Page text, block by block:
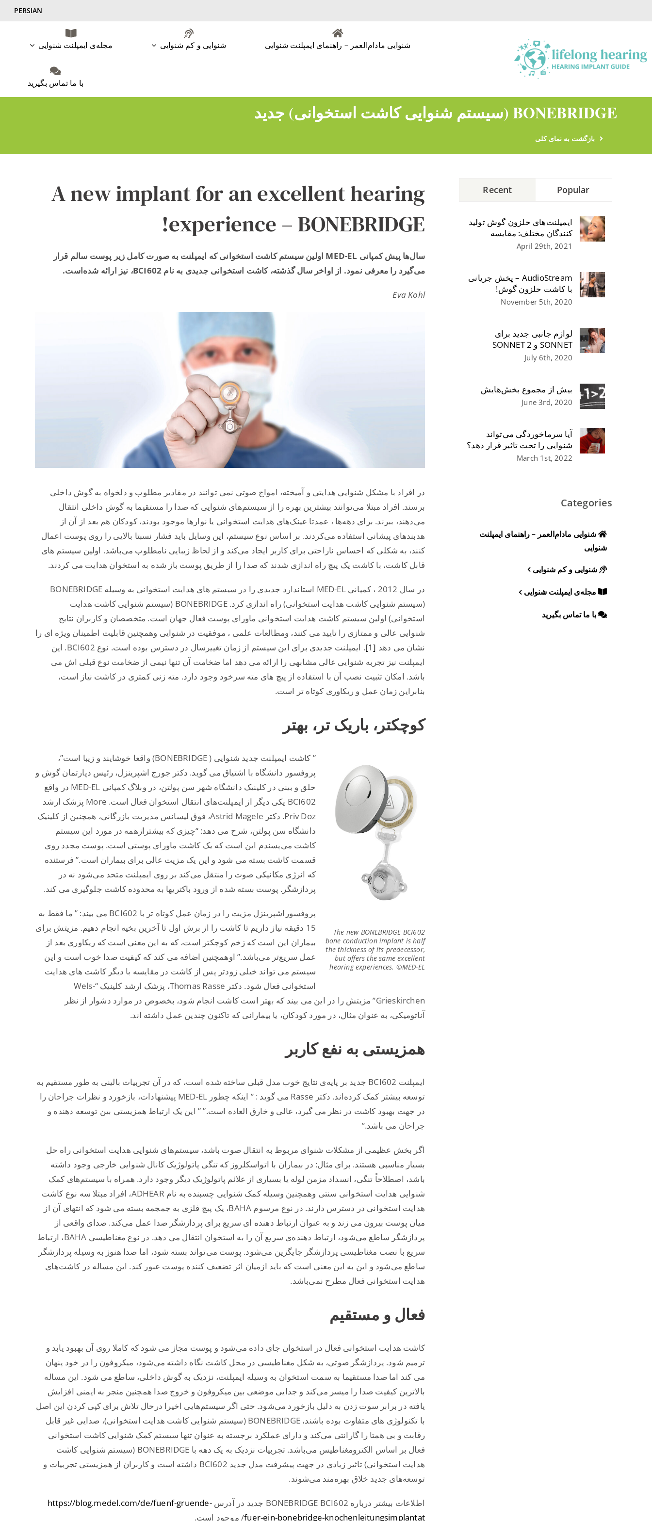
PERSIAN
شنوایی مادام‌العمر – راهنمای ایمپلنت شنوایی شنوایی و کم شنوایی مجله‌ی ایمپلنت شنوایی
با ما تماس بگیرید
BONEBRIDGE (سیستم شنوایی کاشت استخوانی) جدید
بازگشت به نمای کلی
A new implant for an excellent hearing
experience – BONEBRIDGE!
سال‌ها پیش کمپانی MED-EL اولین سیستم کاشت استخوانی که ایمپلنت به صورت کامل زیر پوست سالم قرار
می‌گیرد را معرفی نمود. از اواخر سال گذشته، کاشت استخوانی جدیدی به نام BCI602، نیز ارائه شده‌است.
Eva Kohl
در افراد با مشکل شنوایی هدایتی و آمیخته، امواج صوتی نمی توانند در مقادیر مطلوب و دلخواه به گوش داخلی
برسند. افراد مبتلا می‌توانند بیشترین بهره را از سیستم‌های شنوایی که صدا را مستقیما به گوش داخلی انتقال
می‌دهند، ببرند. برای دهه‌ها ، عمدتا عینک‌های هدایت استخوانی یا نوارها موجود بودند، کودکان هم بعد از آن از
هدبندهای پیشانی استفاده می‌کردند. بر اساس نوع سیستم، این وسایل باید فشار نسبتا بالایی را روی پوست اعمال
کنند، به شکلی که احساس ناراحتی برای کاربر ایجاد می‌کند و از لحاظ زیبایی نامطلوب می‌باشد. اولین سیستم های
قابل کاشت، با کاشت یک پیچ راه اندازی شدند که صدا را از طریق پوست باز شده به استخوان هدایت می کردند.
در سال 2012 ، کمپانی MED-EL استاندارد جدیدی را در سیستم های هدایت استخوانی به وسیله BONEBRIDGE
(سیستم شنوایی کاشت هدایت استخوانی) راه اندازی کرد. BONEBRIDGE (سیستم شنوایی کاشت هدایت
استخوانی) اولین سیستم کاشت هدایت استخوانی ماورای پوست فعال جهان است. متخصصان و کاربران نتایج
شنوایی عالی و ممتازی را تایید می کنند، ومطالعات علمی ، موفقیت در شنوایی وهمچنین قابلیت اطمینان ویژه ای را
نشان می دهد [1]
. ایمپلنت جدیدی برای این سیستم از زمان تغییرسال در دسترس بوده است. نوع BCI602. این
ایمپلنت نیز تجربه شنوایی عالی مشابهی را ارائه می دهد اما ضخامت آن تنها نیمی از ضخامت نوع قبلی اش می
باشد. امکان تثبیت نصب آن با استفاده از پیچ های مته سرخود وجود دارد. مته زنی کمتری در کاشت نیاز است،
بنابراین زمان عمل و ریکاوری کوتاه تر است.
کوچکتر، باریک تر، بهتر
The new BONEBRIDGE BCI602
bone conduction implant is half
the thickness of its predecessor,
but offers the same excellent
hearing experiences. ©MED-EL
” کاشت ایمپلنت جدید شنوایی ( BONEBRIDGE) واقعا خوشایند و زیبا است”،
پروفسور دانشگاه با اشتیاق می گوید. دکتر جورج اشپرینزل، رئیس دپارتمان گوش و
حلق و بینی در کلینیک دانشگاه شهر سن پولتن، در وبلاگ کمپانی MED-EL در واقع
BCI602 یکی دیگر از ایمپلنت‌های انتقال استخوان فعال است. More پزشک ارشد
Priv Doz. دکتر Astrid Magele، فوق لیسانس مدیریت بازرگانی، همچنین از کلینیک
دانشگاه سن پولتن، شرح می دهد: “چیزی که بیشترازهمه در مورد این سیستم
کاشت می‌پسندم این است که یک کاشت ماورای پوستی است. پوست مجدد روی
قسمت کاشت بسته می شود و این یک مزیت عالی برای بیماران است.” فرستنده
که انرژی مکانیکی صوت را منتقل می‌کند بر روی ایمپلنت متحد می‌شود نه در
پردازشگر. پوست بسته شده از ورود باکتریها به محدوده کاشت جلوگیری می کند.
پروفسوراشپرینزل مزیت را در زمان عمل کوتاه تر با BCI602 می بیند: ” ما فقط به
15 دقیقه نیاز داریم تا کاشت را از برش اول تا آخرین بخیه انجام دهیم. مزیتش برای
بیماران این است که زخم کوچکتر است، که به این معنی است که ریکاوری بعد از
عمل سریع‌تر می‌باشد.” اوهمچنین اضافه می کند که کیفیت صدا خوب است و این
سیستم می تواند خیلی زودتر پس از کاشت در مقایسه با دیگر کاشت های هدایت
استخوانی فعال شود. دکتر Thomas Rasse، پزشک ارشد کلینیک “Wels-
Grieskirchen” مزیتش را در این می بیند که بهتر است کاشت انجام شود، بخصوص در موارد دشوار از نظر
آناتومیکی، به عنوان مثال، در مورد کودکان، یا بیمارانی که تاکنون چندین عمل داشته اند.
همزیستی به نفع کاربر
ایمپلنت BCI602 جدید بر پایه‌ی نتایج خوب مدل قبلی ساخته شده است، که در آن تجربیات بالینی به طور مستقیم به
توسعه بیشتر کمک کرده‌اند. دکتر Rasse می گوید : ” اینکه چطور MED-EL پیشنهادات، بازخورد و نظرات جراحان را
در جهت بهبود کاشت در نظر می گیرد، عالی و خارق العاده است.” ” این یک ارتباط همزیستی بین توسعه دهنده و
جراحان می باشد.”
اگر بخش عظیمی از مشکلات شنوای مربوط به انتقال صوت باشد، سیستم‌های شنوایی هدایت استخوانی راه حل
بسیار مناسبی هستند. برای مثال: در بیماران با اتواسکلروز که تنگی پاتولوژیک کانال شنوایی خارجی وجود داشته
باشد، اصطلاحاً تنگی، انسداد مزمن لوله یا بسیاری از علائم پاتولوژیک دیگر وجود دارد. همراه با سیستم‌های کمک
شنوایی هدایت استخوانی سنتی وهمچنین وسیله کمک شنوایی چسبنده به نام ADHEAR، افراد مبتلا سه نوع کاشت
هدایت استخوانی در دسترس دارند. در نوع مرسوم BAHA، یک پیچ فلزی به جمجمه بسته می شود که انتهای آن از
میان پوست بیرون می زند و به عنوان ارتباط دهنده ای سریع برای پردازشگر صدا عمل می‌کند. صدای واقعی از
پردازشگر ساطع می‌شود، ارتباط دهنده‌ی سریع آن را به استخوان انتقال می دهد. در نوع مغناطیسی BAHA، ارتباط
سریع با نصب مغناطیسی پردازشگر جایگزین می‌شود. پوست می‌تواند بسته شود، اما صدا هنوز به وسیله پردازشگر
ساطع می‌شود و این به این معنی است که باید ازمیان اثر تضعیف کننده پوست عبور کند. این مساله در کاشت‌های
هدایت استخوانی فعال مطرح نمی‌باشد.
فعال و مستقیم
کاشت هدایت استخوانی فعال در استخوان جای داده می‌شود و پوست مجاز می شود که کاملا روی آن بهبود یابد و
ترمیم شود. پردازشگر صوتی، به شکل مغناطیسی در محل کاشت نگاه داشته می‌شود، میکروفون را در خود پنهان
می کند اما صدا مستقیما به سمت استخوان به وسیله ایمپلنت، نزدیک به گوش داخلی، ساطع می شود. این مساله
بالاترین کیفیت صدا را میسر می‌کند و جدایی موضعی بین میکروفون و خروج صدا همچنین منجر به ایمنی افزایش
یافته در برابر سوت زدن به دلیل بازخورد می‌شود. حتی اگر سیستم‌هایی اخیرا درحال تلاش برای کپی کردن این اصل
با تکنولوژی های متفاوت بوده باشند، BONEBRIDGE (سیستم شنوایی کاشت هدایت استخوانی)، صدایی غیر قابل
رقابت و بی همتا را گارانتی می‌کند و دارای عملکرد برجسته به عنوان تنها سیستم کمک شنوایی کاشت استخوانی
فعال بر اساس الکترومغناطیس می‌باشد. تجربیات نزدیک به یک دهه با BONEBRIDGE (سیستم شنوایی کاشت
هدایت استخوانی) تاثیر زیادی در جهت پیشرفت مدل جدید BCI602 داشته است و کاربران از همزیستی تجربیات و
توسعه‌های جدید خلاق بهره‌مند می‌شوند.
اطلاعات بیشتر درباره BONEBRIDGE BCI602 جدید در آدرس
https://blog.medel.com/de/fuenf-gruende-
fuer-ein-bonebridge-knochenleitungsimplantat/ موجود است.
Popular
Recent
ایمپلنت‌های حلزون گوش تولید
کنندگان مختلف: مقایسه
April 29th, 2021
AudioStream – پخش جریانی
با کاشت حلزون گوش!
November 5th, 2020
لوازم جانبی جدید برای
SONNET و SONNET 2
July 6th, 2020
بیش از مجموع بخش‌هایش
June 3rd, 2020
آیا سرماخوردگی می‌تواند
شنوایی را تحت تاثیر قرار دهد؟
March 1st, 2022
Categories
شنوایی مادام‌العمر – راهنمای ایمپلنت
شنوایی
شنوایی و کم شنوایی
مجله‌ی ایمپلنت شنوایی
با ما تماس بگیرید